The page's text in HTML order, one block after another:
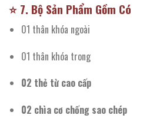
⭐ 7. Bộ Sản Phẩm Gồm Có
01 thân khóa ngoài
01 thân khóa trong
02 thẻ từ cao cấp
02 chìa cơ chống sao chép